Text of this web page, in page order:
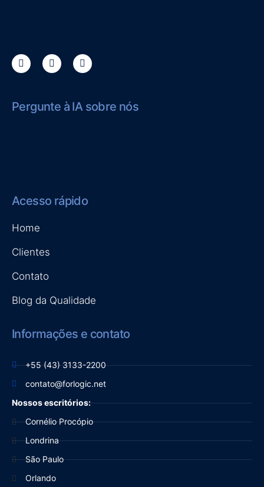
Pergunte à IA sobre nós
Acesso rápido
Home
Clientes
Contato
Blog da Qualidade
Informações e contato
+55 (43) 3133-2200
contato@forlogic.net
Nossos escritórios:
Cornélio Procópio
Londrina
São Paulo
Orlando